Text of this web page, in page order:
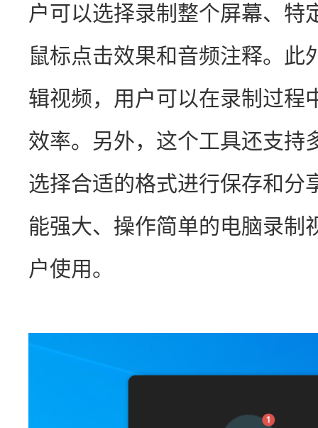
户可以选择录制整个屏幕、特
鼠标点击效果和音频注释。此
辑视频，用户可以在录制过程
效率。另外，这个工具还支持
选择合适的格式进行保存和分
能强大、操作简单的电脑录制
户使用。